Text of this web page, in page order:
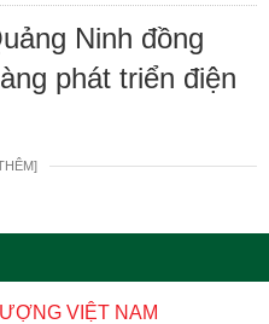
Ninh đồng
phát triển điện
VIỆT NAM